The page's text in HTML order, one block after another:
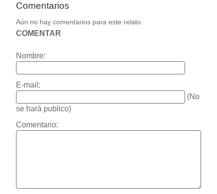
Comentarios
Aún no hay comentarios para este relato.
COMENTAR
Nombre:
E-mail:
(No
se hará publico)
Comentario: